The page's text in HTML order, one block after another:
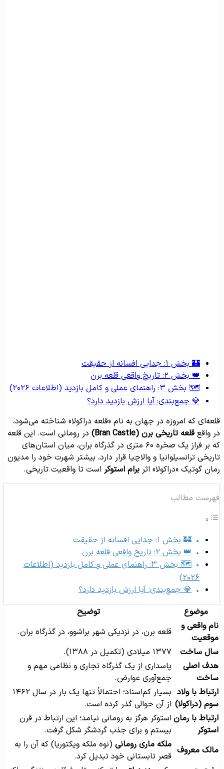
🏰 بخش ۱: جدایی افسانه از حقیقت
👑 بخش ۲: تاریخ واقعی قلعه برن
🗺️ بخش ۳: راهنمای عملی و کامل بازدید (اطلاعات ۲۰۲۶)
💎 جمع‌بندی: آیا ارزش بازدید دارد؟
که امروزه در جهان به نام «قلعه دراکولا» شناخته می‌شود،
واقعقلعه تاریخی برن (Bran Castle)
در رومانی است. این قلعه
که بر فراز یک صخره ۶۰ متری در گذرگاه بران، میان استان‌های
ترانسیلوانیا و والاچیا قرار دارد، بیشتر شهرت خود را مدیون
گوتیک «دراکولا» اثربرام استوکراست تا واقعیت تاریخی.
مطالب
🏰 بخش ۱: جدایی افسانه از حقیقت
👑 بخش ۲: تاریخ واقعی قلعه برن
🗺️ بخش ۳: راهنمای عملی و کامل بازدید (اطلاعات
۲۰۲۶)
💎 جمع‌بندی: آیا ارزش بازدید دارد؟
موضوع
توضیح
نام واقعی و
موقعیت
قلعه برن، در نزدیکی شهر براشوو، در گذرگاه بران.
سال ساخت
۱۳۷۷ میلادی (تکمیل در ۱۳۸۸).
هدف اصلی
ساخت
پاسداری از یک گذرگاه تجاری و نظامی مهم و
جمع‌آوری عوارض.
ارتباط با ولاد
سوم (دراکولا)
بسیار کم‌اسناد؛ احتمالاً تنها یک بار در سال ۱۴۶۲
از آن حوالی گذر کرده است.
ارتباط با رمان
استوکر
استوکر هرگز به رومانی نیامد؛ این ارتباط در قرن
بیستم و برای جذب گردشگر شکل گرفت.
مالک معروف
ملکه ماری رومانی(نوه ملکه ویکتوریا) که آن را به
قصر تابستانی خود تبدیل کرد.